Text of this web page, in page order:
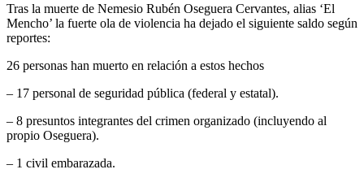
Tras la muerte de Nemesio Rubén Oseguera Cervantes, alias ‘El
Mencho’ la fuerte ola de violencia ha dejado el siguiente saldo según
reportes:
26 personas han muerto en relación a estos hechos
– 17 personal de seguridad pública (federal y estatal).
– 8 presuntos integrantes del crimen organizado (incluyendo al
propio Oseguera).
– 1 civil embarazada.